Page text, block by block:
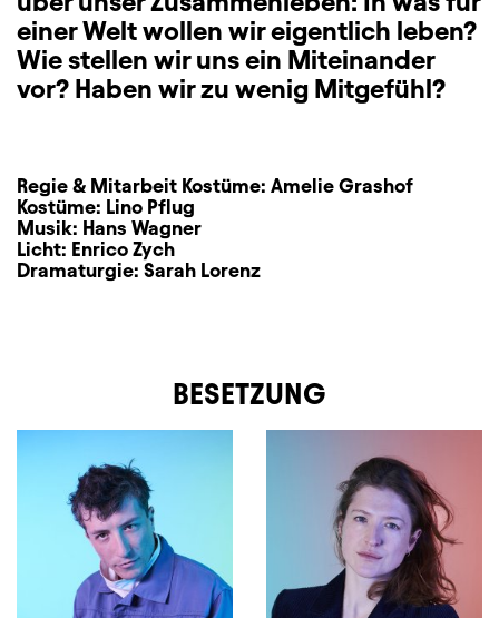
einer Welt wollen wir eigentlich leben?
Wie stellen wir uns ein Miteinander
vor? Haben wir zu wenig Mitgefühl?
Regie & Mitarbeit Kostüme: Amelie Grashof
Kostüme: Lino Pflug
Musik: Hans Wagner
Licht: Enrico Zych
Dramaturgie: Sarah Lorenz
BESETZUNG